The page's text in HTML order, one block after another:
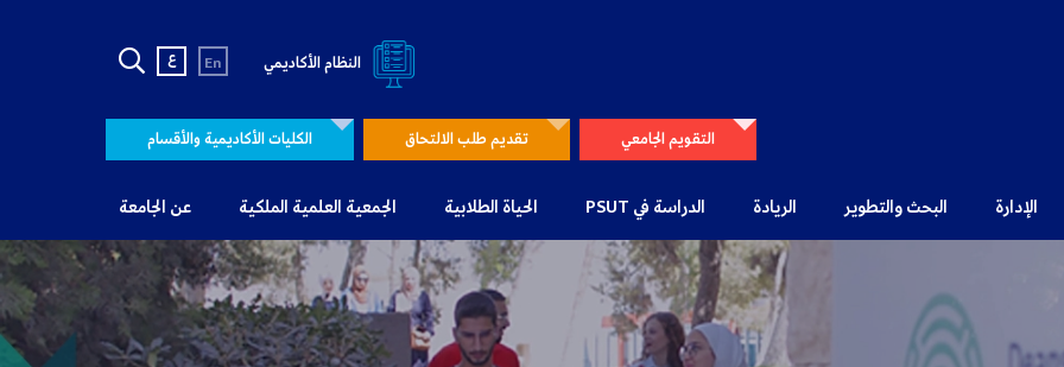
النظام الأكاديمي En ع
التقويم الجامعي تقديم طلب الالتحاق الكليات الأكاديمية والأقسام
الإدارة البحث والتطوير الريادة الدراسة في PSUT الحياة الطلابية الجمعية العلمية الملكية عن الجامعة